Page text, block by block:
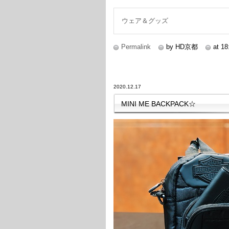
ウェア＆グッズ
Permalink by HD京都 at
2020.12.17
MINI ME BACKPACK☆